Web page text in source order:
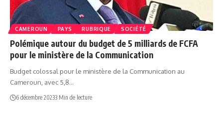
CAMEROUN PAYS RUBRIQUE SOCIÉTÉ
Polémique autour du budget de 5 milliards de FCFA
pour le ministère de la Communication
Budget colossal pour le ministère de la Communication au
Cameroun, avec 5,8…
6 décembre 20233 Min de lecture